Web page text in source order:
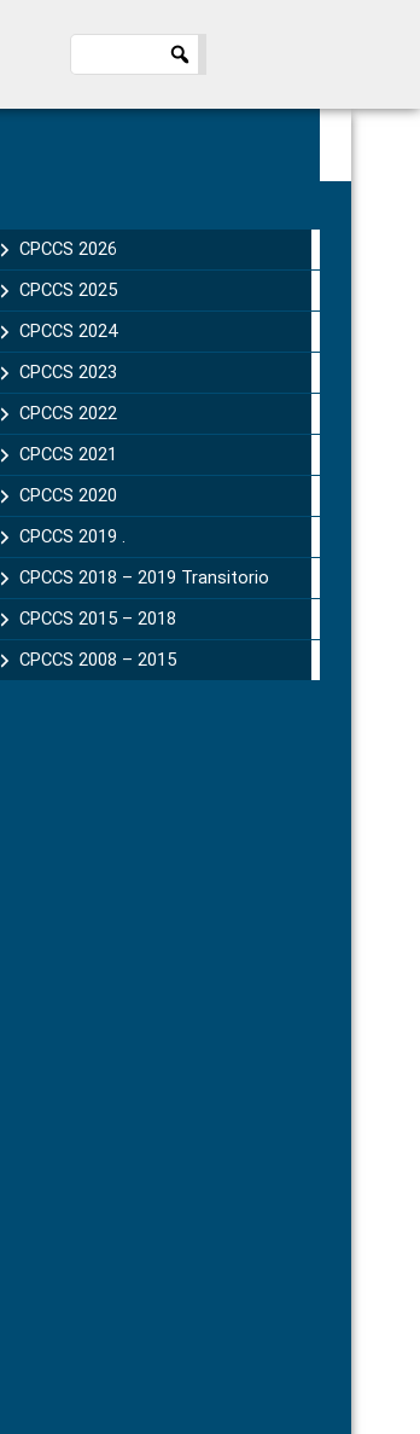
Sidebar
CPCCS 2026
CPCCS 2025
CPCCS 2024
CPCCS 2023
CPCCS 2022
CPCCS 2021
CPCCS 2020
CPCCS 2019 .
CPCCS 2018 – 2019 Transitorio
CPCCS 2015 – 2018
CPCCS 2008 – 2015